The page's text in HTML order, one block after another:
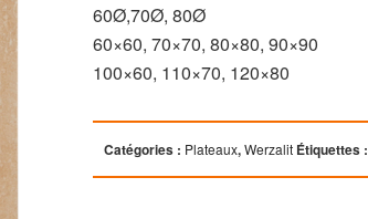
60Ø,70Ø, 80Ø
60×60, 70×70, 80×80, 90×90
100×60, 110×70, 120×80
Catégories : Plateaux,Werzalit Étiquettes :